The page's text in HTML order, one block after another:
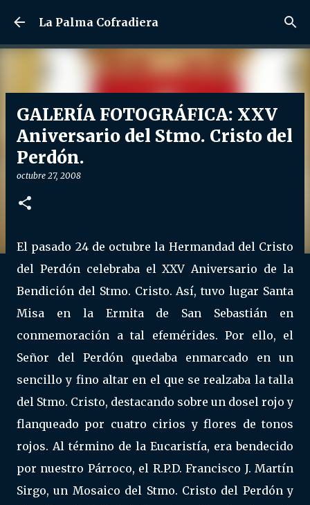
Ir al contenido principal
La Palma Cofradiera
GALERÍA FOTOGRÁFICA: XXV
Aniversario del Stmo. Cristo del
Perdón.
octubre 27, 2008
El pasado 24 de octubre la Hermandad del Cristo
del Perdón celebraba el XXV Aniversario de la
Bendición del Stmo. Cristo. Así, tuvo lugar Santa
Misa en la Ermita de San Sebastián en
conmemoración a tal efemérides. Por ello, el
Señor del Perdón quedaba enmarcado en un
sencillo y fino altar en el que se realzaba la talla
del Stmo. Cristo, destacando sobre un dosel rojo y
flanqueado por cuatro cirios y flores de tonos
rojos. Al término de la Eucaristía, era bendecido
por nuestro Párroco, el R.P.D. Francisco J. Martín
Sirgo, un Mosaico del Stmo. Cristo del Perdón y